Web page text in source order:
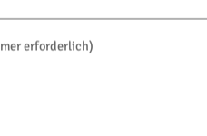
erforderlich)